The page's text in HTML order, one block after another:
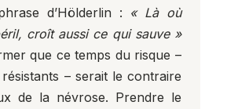
d’Hölderlin : « Là où
croît aussi ce qui sauve »
que ce temps du risque –
– serait le contraire
de la névrose. Prendre le